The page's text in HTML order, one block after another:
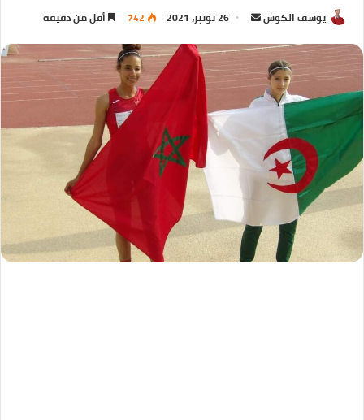
يوسف الكوش 26 نونبر، 2021 742 أقل من دقيقة